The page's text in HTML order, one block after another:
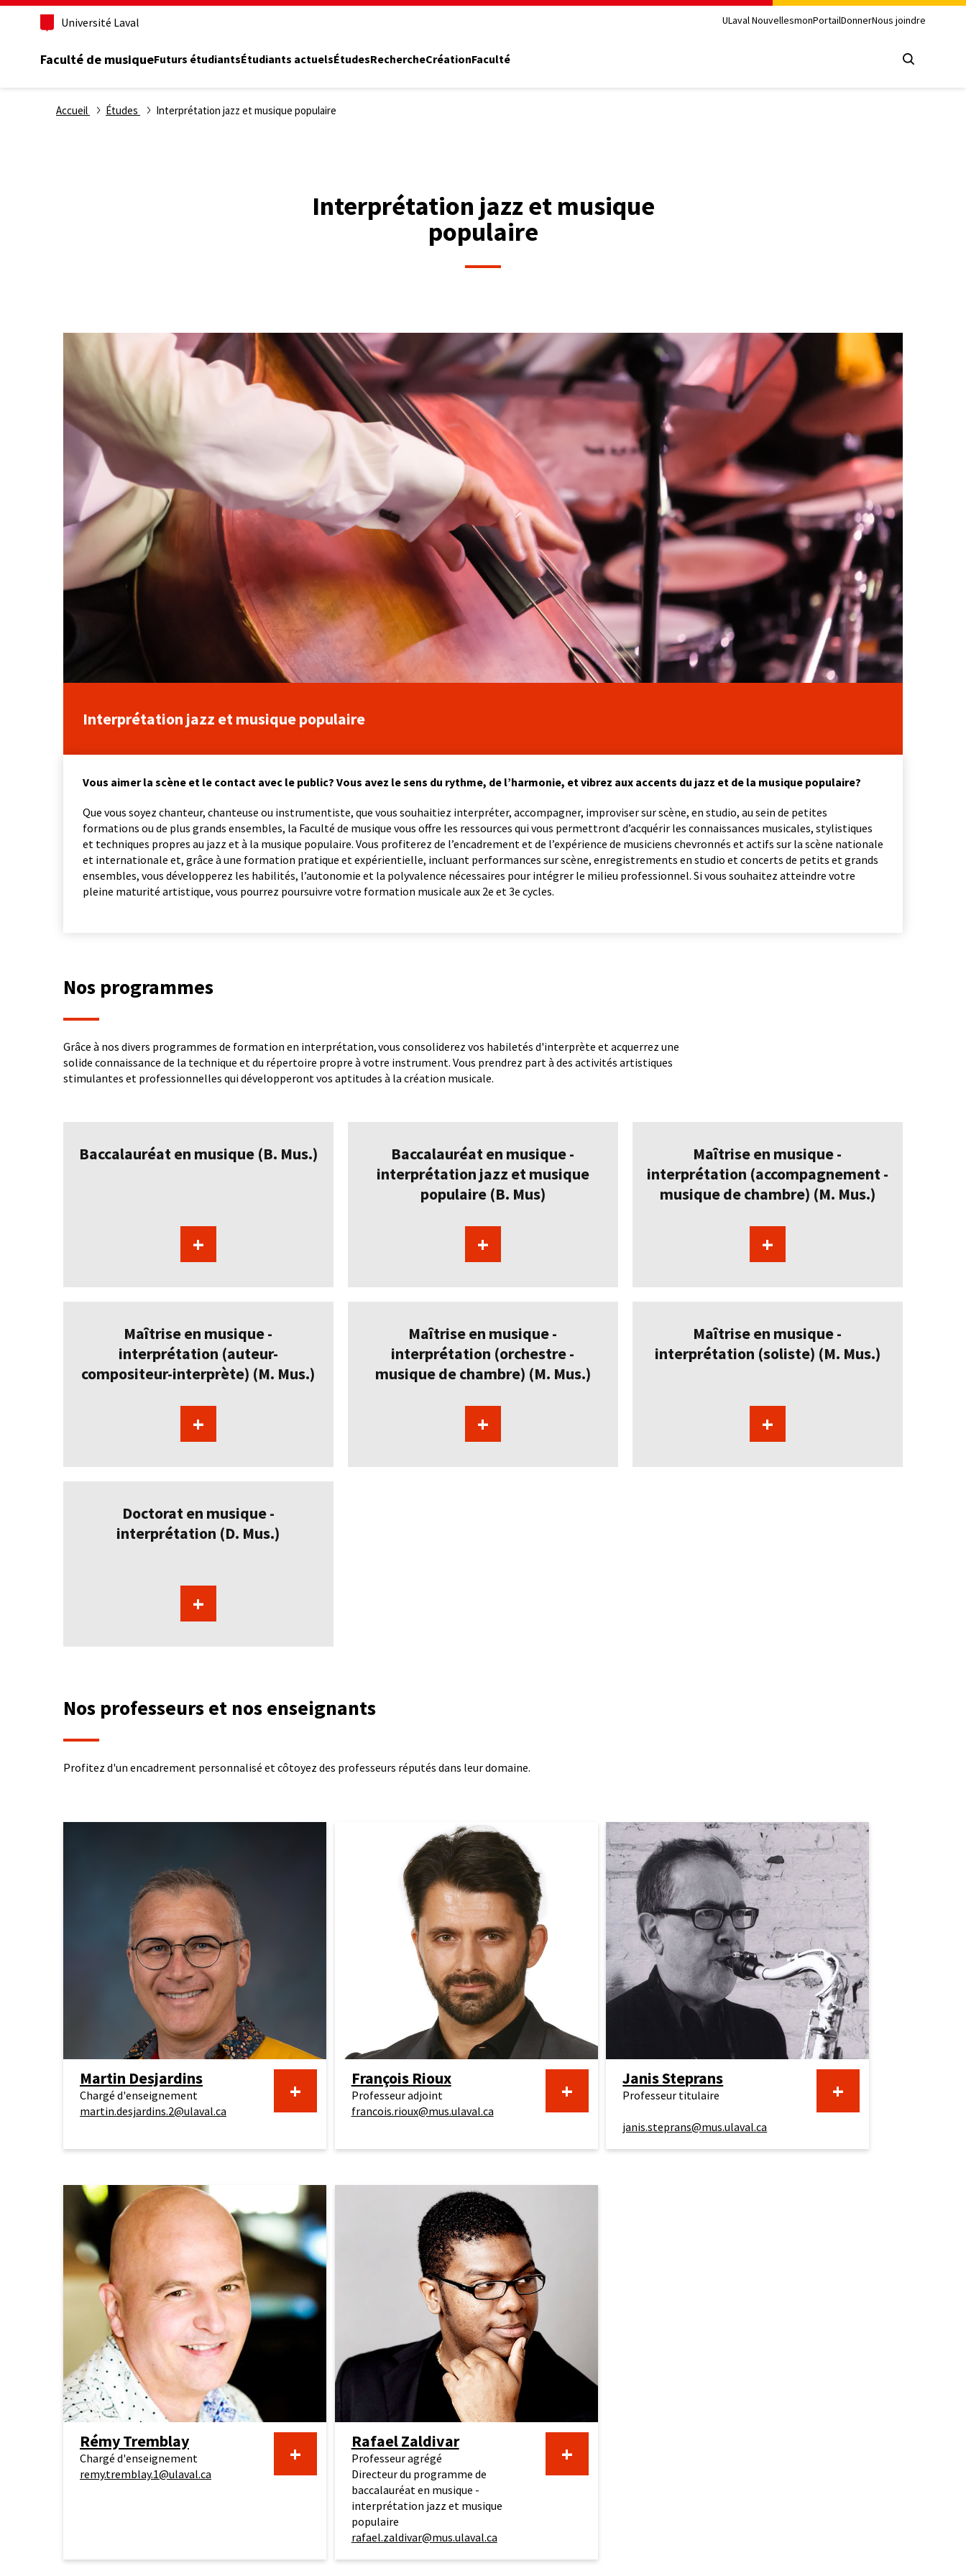
Aller
principal
Université Laval ULaval NouvellesmonPortailDonnerNous joindre
Faculté de musiqueFuturs étudiantsÉtudiants actuelsÉtudesRechercheCréationFaculté
Fil
Accueil Études Interprétation jazz et musique populaire
Interprétation jazz et musique
populaire
Interprétation jazz et musique populaire
Vous aimer la scène et le contact avec le public? Vous avez le sens du rythme, de l’harmonie, et vibrez aux accents du jazz et de la musique populaire?
Que vous soyez chanteur, chanteuse ou instrumentiste, que vous souhaitiez interpréter, accompagner, improviser sur scène, en studio, au sein de petites
formations ou de plus grands ensembles, la Faculté de musique vous offre les ressources qui vous permettront d’acquérir les connaissances musicales, stylistiques
et techniques propres au jazz et à la musique populaire. Vous profiterez de l’encadrement et de l’expérience de musiciens chevronnés et actifs sur la scène nationale
et internationale et, grâce à une formation pratique et expérientielle, incluant performances sur scène, enregistrements en studio et concerts de petits et grands
ensembles, vous développerez les habilités, l’autonomie et la polyvalence nécessaires pour intégrer le milieu professionnel. Si vous souhaitez atteindre votre
pleine maturité artistique, vous pourrez poursuivre votre formation musicale aux 2e et 3e cycles.
Nos programmes
Grâce à nos divers programmes de formation en interprétation, vous consoliderez vos habiletés d'interprète et acquerrez une
solide connaissance de la technique et du répertoire propre à votre instrument. Vous prendrez part à des activités artistiques
stimulantes et professionnelles qui développeront vos aptitudes à la création musicale.
Baccalauréat en musique (B. Mus.)
+
Baccalauréat en musique -
interprétation jazz et musique
populaire (B. Mus)
+
Maîtrise en musique -
interprétation (accompagnement -
musique de chambre) (M. Mus.)
+
Maîtrise en musique -
interprétation (auteur-
compositeur-interprète) (M. Mus.)
+
Maîtrise en musique -
interprétation (orchestre -
musique de chambre) (M. Mus.)
+
Maîtrise en musique -
interprétation (soliste) (M. Mus.)
+
Doctorat en musique -
interprétation (D. Mus.)
+
Nos professeurs et nos enseignants
Profitez d'un encadrement personnalisé et côtoyez des professeurs réputés dans leur domaine.
Martin Desjardins
Chargé d'enseignement
martin.desjardins.2@ulaval.ca
+ François Rioux
Professeur adjoint
francois.rioux@mus.ulaval.ca
+ Janis Steprans
Professeur titulaire
janis.steprans@mus.ulaval.ca
+
Rémy Tremblay
Chargé d'enseignement
remy.tremblay.1@ulaval.ca
+ Rafael Zaldivar
Professeur agrégé
Directeur du programme de
baccalauréat en musique -
interprétation jazz et musique
populaire
rafael.zaldivar@mus.ulaval.ca
+